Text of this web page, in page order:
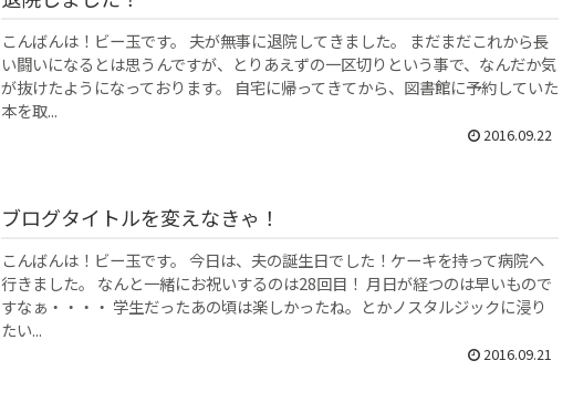
こんばんは！ビー玉です。 夫が無事に退院してきました。 まだまだこれから長
い闘いになるとは思うんですが、とりあえずの一区切りという事で、なんだか気
が抜けたようになっております。 自宅に帰ってきてから、図書館に予約していた
本を取...
2016.09.22
ブログタイトルを変えなきゃ！
こんばんは！ビー玉です。 今日は、夫の誕生日でした！ケーキを持って病院へ
行きました。 なんと一緒にお祝いするのは28回目！ 月日が経つのは早いもので
すなぁ・・・・ 学生だったあの頃は楽しかったね。とかノスタルジックに浸り
たい...
2016.09.21